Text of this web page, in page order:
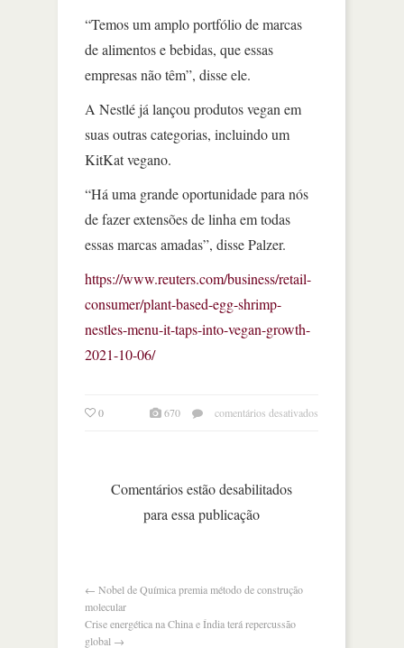
“Temos um amplo portfólio de marcas
de alimentos e bebidas, que essas
empresas não têm”, disse ele.
A Nestlé já lançou produtos vegan em
suas outras categorias, incluindo um
KitKat vegano.
“Há uma grande oportunidade para nós
de fazer extensões de linha em todas
essas marcas amadas”, disse Palzer.
https://www.reuters.com/business/retail-
consumer/plant-based-egg-shrimp-
nestles-menu-it-taps-into-vegan-growth-
2021-10-06/
0 670 comentários desativados
Comentários estão desabilitados
para essa publicação
← Nobel de Química premia método de construção
molecular
Crise energética na China e Índia terá repercussão
global →